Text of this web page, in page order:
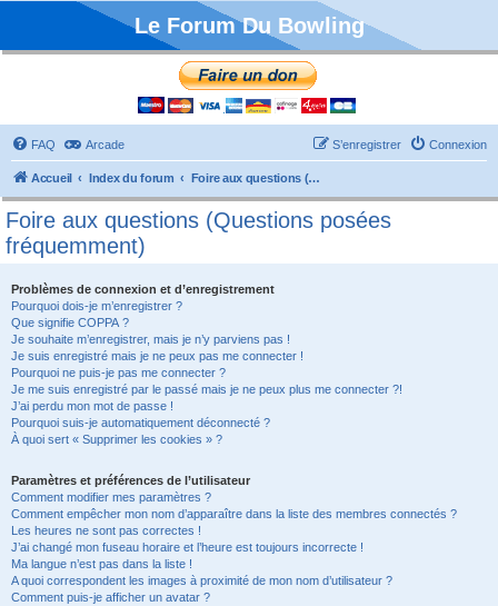
Le Forum Du Bowling
FAQ Arcade Connexion
S’enregistrer
Accueil Index du forum Foire aux questions (Questions posées fréquemment)
Foire aux questions (Questions posées
fréquemment)
Problèmes de connexion et d’enregistrement
Pourquoi dois-je m’enregistrer ?
Que signifie COPPA ?
Je souhaite m’enregistrer, mais je n’y parviens pas !
Je suis enregistré mais je ne peux pas me connecter !
Pourquoi ne puis-je pas me connecter ?
Je me suis enregistré par le passé mais je ne peux plus me connecter ?!
J’ai perdu mon mot de passe !
Pourquoi suis-je automatiquement déconnecté ?
À quoi sert « Supprimer les cookies » ?
Paramètres et préférences de l’utilisateur
Comment modifier mes paramètres ?
Comment empêcher mon nom d’apparaître dans la liste des membres connectés ?
Les heures ne sont pas correctes !
J’ai changé mon fuseau horaire et l’heure est toujours incorrecte !
Ma langue n’est pas dans la liste !
A quoi correspondent les images à proximité de mon nom d’utilisateur ?
Comment puis-je afficher un avatar ?